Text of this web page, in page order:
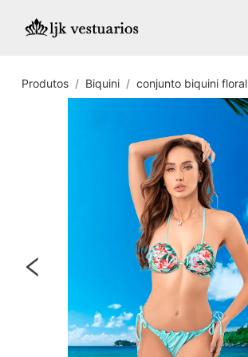
Produtos Biquini conjunto biquini floral